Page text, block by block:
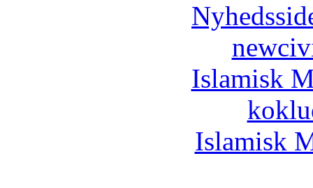
Islamisk
Islamisk